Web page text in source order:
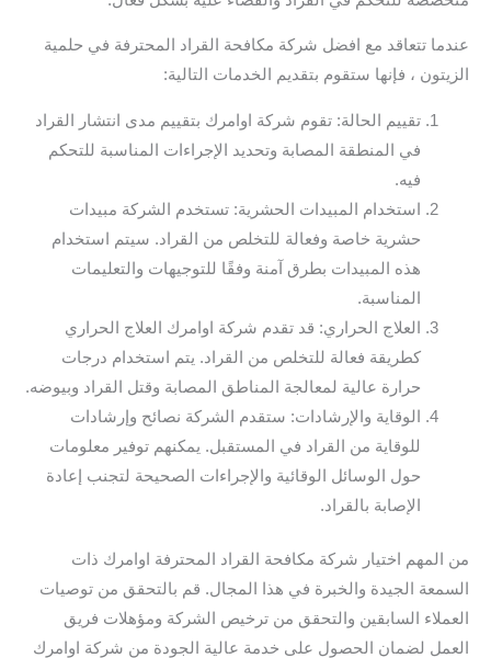
عندما تتعاقد مع افضل شركة مكافحة القراد المحترفة في حلمية
الزيتون ، فإنها ستقوم بتقديم الخدمات التالية:
تقييم الحالة: تقوم شركة اوامرك بتقييم مدى انتشار القراد
في المنطقة المصابة وتحديد الإجراءات المناسبة للتحكم
فيه.
استخدام المبيدات الحشرية: تستخدم الشركة مبيدات
حشرية خاصة وفعالة للتخلص من القراد. سيتم استخدام
هذه المبيدات بطرق آمنة وفقًا للتوجيهات والتعليمات
المناسبة.
العلاج الحراري: قد تقدم شركة اوامرك العلاج الحراري
كطريقة فعالة للتخلص من القراد. يتم استخدام درجات
حرارة عالية لمعالجة المناطق المصابة وقتل القراد وبيوضه.
الوقاية والإرشادات: ستقدم الشركة نصائح وإرشادات
للوقاية من القراد في المستقبل. يمكنهم توفير معلومات
حول الوسائل الوقائية والإجراءات الصحيحة لتجنب إعادة
الإصابة بالقراد.
من المهم اختيار شركة مكافحة القراد المحترفة اوامرك ذات
السمعة الجيدة والخبرة في هذا المجال. قم بالتحقق من توصيات
العملاء السابقين والتحقق من ترخيص الشركة ومؤهلات فريق
العمل لضمان الحصول على خدمة عالية الجودة من شركة اوامرك